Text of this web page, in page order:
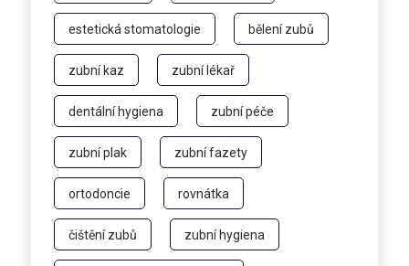
estetická stomatologie bělení zubů
zubní kaz zubní lékař
dentální hygiena zubní péče
zubní plak zubní fazety
ortodoncie rovnátka
čištění zubů zubní hygiena